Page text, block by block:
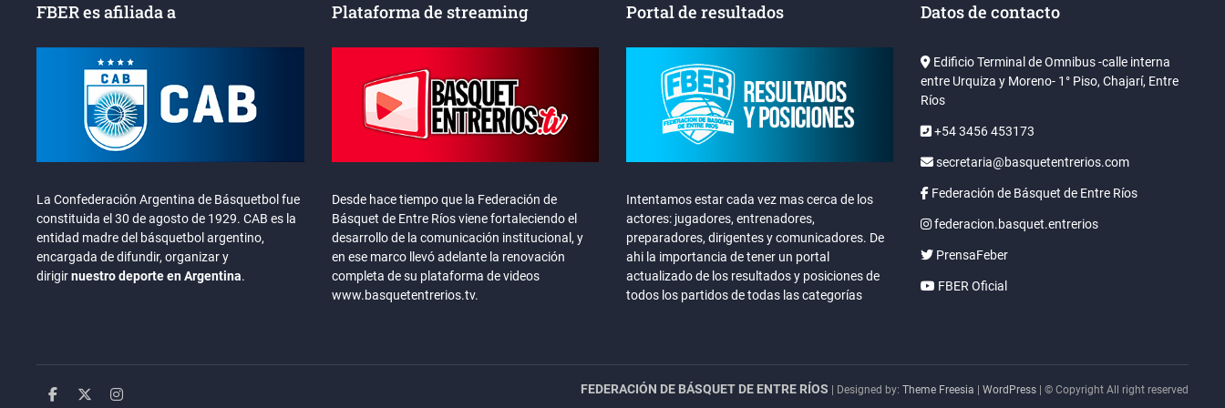
FBER es afiliada a
La Confederación Argentina de Básquetbol fue
constituida el 30 de agosto de 1929. CAB es la
entidad madre del básquetbol argentino,
encargada de difundir, organizar y
dirigirnuestro deporte en Argentina.
Plataforma de streaming
Desde hace tiempo que la Federación de
Básquet de Entre Ríos viene fortaleciendo el
desarrollo de la comunicación institucional, y
en ese marco llevó adelante la renovación
completa de su plataforma de videos
www.basquetentrerios.tv.
Portal de resultados
Intentamos estar cada vez mas cerca de los
actores: jugadores, entrenadores,
preparadores, dirigentes y comunicadores. De
ahi la importancia de tener un portal
actualizado de los resultados y posiciones de
todos los partidos de todas las categorías
Datos de contacto
Edificio Terminal de Omnibus -calle interna
entre Urquiza y Moreno- 1° Piso, Chajarí, Entre
Ríos
+54 3456 453173
secretaria@basquetentrerios.com
Federación de Básquet de Entre Ríos
federacion.basquet.entrerios
PrensaFeber
FBER Oficial
facebook
twitterinstagram FEDERACIÓN DE BÁSQUET DE ENTRE RÍOS | Designed by: Theme Freesia WordPress| © Copyright All right reserved